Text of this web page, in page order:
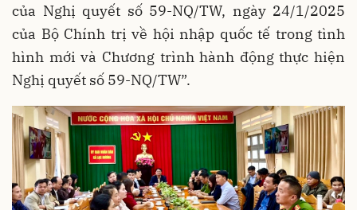
của Nghị quyết số 59-NQ/TW, ngày 24/1/2025
của Bộ Chính trị về hội nhập quốc tế trong tình
hình mới và Chương trình hành động thực hiện
Nghị quyết số 59-NQ/TW”.